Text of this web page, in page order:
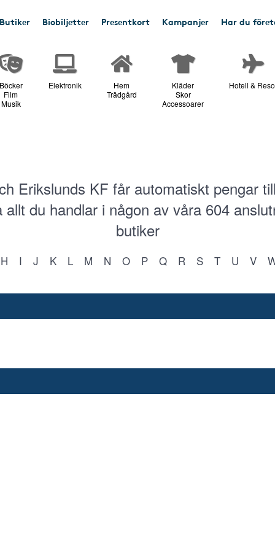
Butiker Biobiljetter Presentkort Kampanjer Har du
Film
Musik
Elektronik
Hem
Trädgård
Kläder
Skor
Accessoarer
Hotell &
Erikslunds KF får automatiskt pengar
allt du handlar i någon av våra 604
butiker
H I J K L M N O P Q R S T U V